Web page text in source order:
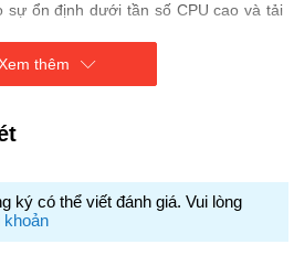
sự ổn định dưới tần số CPU cao và tải
thấp
® Core™ thế hệ thứ 12
DDR4, 4 DIMM​VRM
Tản nhiệt MOS
Quản lý băng thông
thêm
ký có thể viết đánh giá. Vui lòng
khoản